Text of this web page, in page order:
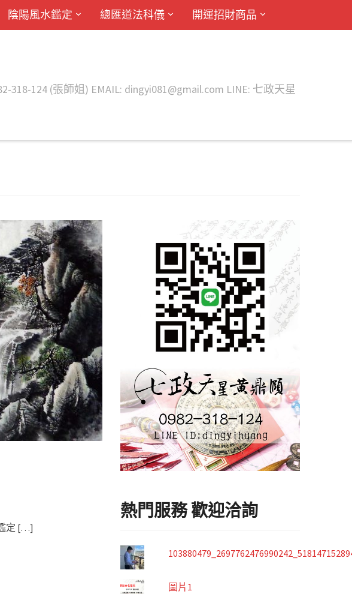
陰陽風水鑑定 總匯道法科儀 開運招財商品
124 (張師姐) EMAIL: dingyi081@gmail.com LINE: 七政天星
定 […]
熱門服務 歡迎洽詢
圖片1